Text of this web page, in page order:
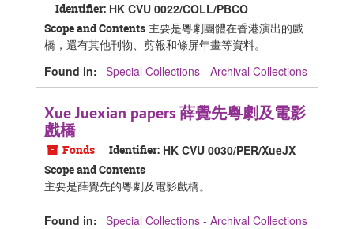
Identifier: HK CVU 0022/COLL/PBCO
Scope and Contents 主要是粵劇團體在香港演出的戲
橋，還有其他刊物、剪報和條屏年畫等資料。
Found in: Special Collections - Archival Collections
Xue Juexian papers 薛覺先粵劇及電影
戲橋
Fonds Identifier: HK CVU 0030/PER/XueJX
Scope and Contents
主要是薛覺先的粵劇及電影戲橋。
Found in: Special Collections - Archival Collections